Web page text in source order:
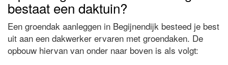
bestaat een daktuin?
Een groendak aanleggen in Begijnendijk besteed je best
uit aan een dakwerker ervaren met groendaken. De
opbouw hiervan van onder naar boven is als volgt: